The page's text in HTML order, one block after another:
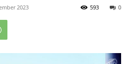
2023 0
593